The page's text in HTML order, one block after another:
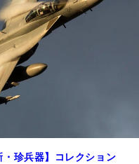
珍兵器】コレクション